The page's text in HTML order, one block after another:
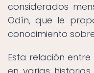
considerados
Odín, que le
conocimiento
Esta relación